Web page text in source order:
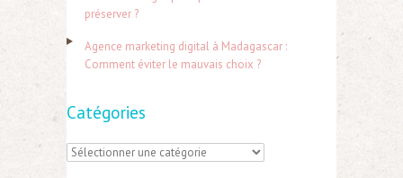
:
préserver ?
Agence marketing digital à Madagascar :
Comment éviter le mauvais choix ?
Catégories
C